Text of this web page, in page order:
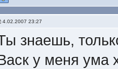
4.02.2007 23:27
знаешь,
у меня ума